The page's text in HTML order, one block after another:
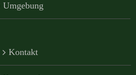
Umgebung
Kontakt